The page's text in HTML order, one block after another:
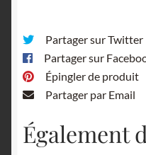
Partager sur Twitter
Partager sur
Épingler de produit
Partager par Email
Également